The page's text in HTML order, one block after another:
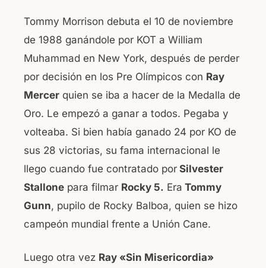
Tommy Morrison debuta el 10 de noviembre
de 1988 ganándole por KOT a William
Muhammad en New York, después de perder
por decisión en los Pre Olímpicos con Ray
Mercer quien se iba a hacer de la Medalla de
Oro. Le empezó a ganar a todos. Pegaba y
volteaba. Si bien había ganado 24 por KO de
sus 28 victorias, su fama internacional le
llego cuando fue contratado por Silvester
Stallone para filmar Rocky 5. Era Tommy
Gunn, pupilo de Rocky Balboa, quien se hizo
campeón mundial frente a Unión Cane.
Luego otra vez Ray «Sin Misericordia»